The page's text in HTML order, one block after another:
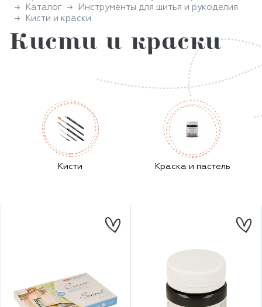
Каталог
Инструменты для шитья и рукоделия
Кисти и краски
Кисти и краски
Кисти Краска и пастель